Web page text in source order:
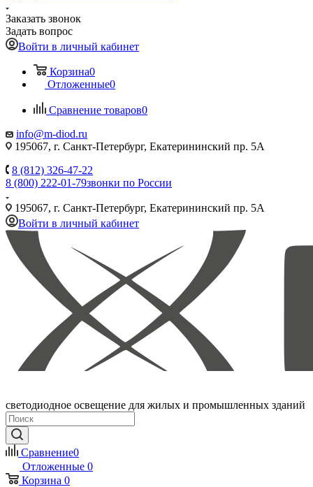
Заказать звонок
Задать вопрос
Войти в личный кабинет
Корзина0
Отложенные0
Сравнение товаров0
info@m-diod.ru
195067, г. Санкт-Петербург, Екатерининский пр. 5А
8 (812) 326-47-22
8 (800) 222-01-79звонки по России
195067, г. Санкт-Петербург, Екатерининский пр. 5А
Войти в личный кабинет
светодиодное освещение для жилых и промышленных зданий
Сравнение0
Отложенные 0
Корзина 0